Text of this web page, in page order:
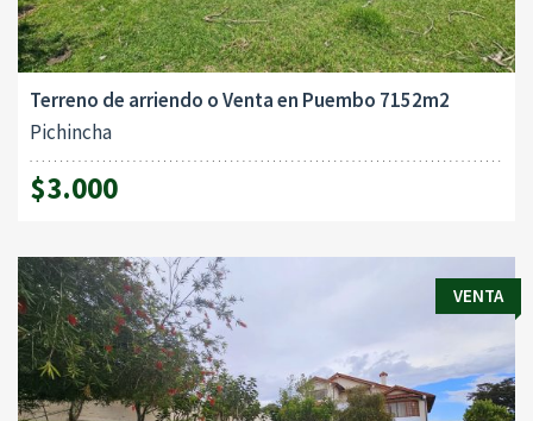
Terreno de arriendo o Venta en Puembo 7152m2
Pichincha
$3.000
VENTA